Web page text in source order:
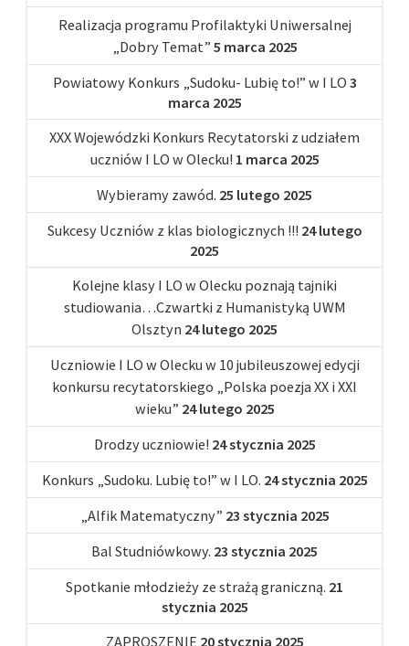
Realizacja programu Profilaktyki Uniwersalnej
„Dobry Temat” 5 marca 2025
Powiatowy Konkurs „Sudoku- Lubię to!” w I LO 3
marca 2025
XXX Wojewódzki Konkurs Recytatorski z udziałem
uczniów I LO w Olecku! 1 marca 2025
Wybieramy zawód. 25 lutego 2025
Sukcesy Uczniów z klas biologicznych !!! 24 lutego
2025
Kolejne klasy I LO w Olecku poznają tajniki
studiowania…Czwartki z Humanistyką UWM
Olsztyn 24 lutego 2025
Uczniowie I LO w Olecku w 10 jubileuszowej edycji
konkursu recytatorskiego „Polska poezja XX i XXI
wieku” 24 lutego 2025
Drodzy uczniowie! 24 stycznia 2025
Konkurs „Sudoku. Lubię to!” w I LO. 24 stycznia 2025
„Alfik Matematyczny” 23 stycznia 2025
Bal Studniówkowy. 23 stycznia 2025
Spotkanie młodzieży ze strażą graniczną. 21
stycznia 2025
ZAPROSZENIE 20 stycznia 2025